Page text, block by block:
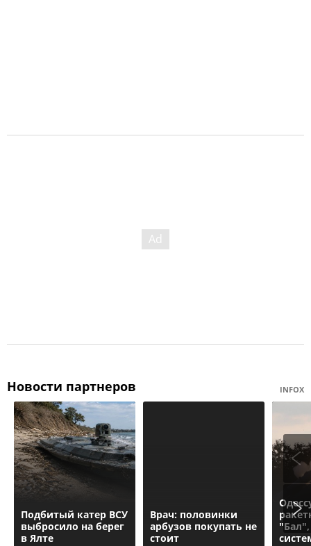
Новости партнеров INFOX
Подбитый катер ВСУ
выбросило на берег
в Ялте
Врач: половинки
арбузов покупать не
стоит